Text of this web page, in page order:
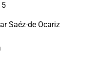
Saéz-de Ocariz